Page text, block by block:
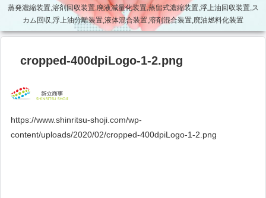
蒸発濃縮装置,溶剤回収装置,廃液減量化装置,蒸留式濃縮装置,浮上油回収装置,ス
カム回収,浮上油分離装置,液体混合装置,溶剤混合装置,廃油燃料化装置
cropped-400dpiLogo-1-2.png
https://www.shinritsu-shoji.com/wp-
content/uploads/2020/02/cropped-400dpiLogo-1-2.png